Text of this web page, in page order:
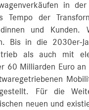
in
der
und
Bis in die 2030er-
als auch mit
60 Milliarden Euro
Für die
neuen und